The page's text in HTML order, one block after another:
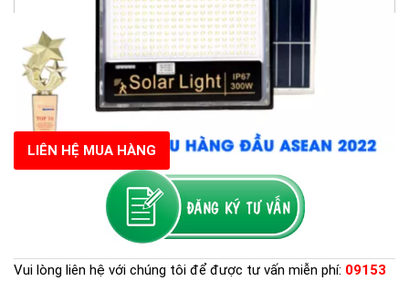
LIÊN HỆ MUA HÀNG
Vui lòng liên hệ với chúng tôi để được tư vấn miễn phí: 09153